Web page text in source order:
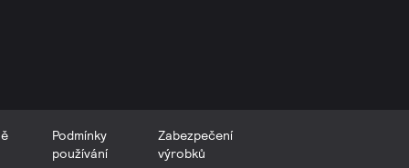
Podmínky
používání
Zabezpečení
výrobků